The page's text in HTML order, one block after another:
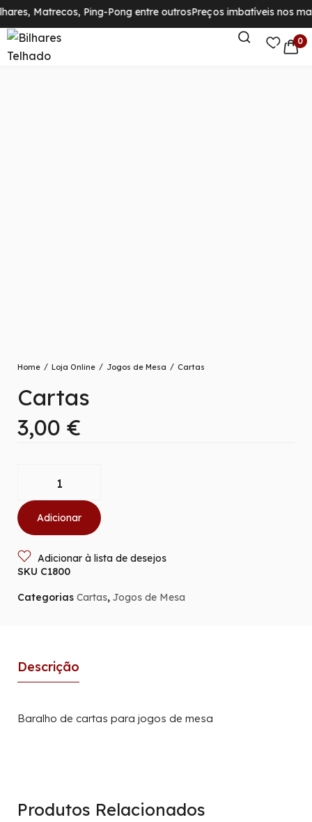
Matrecos, Ping-Pong entre outrosPreços imbatíveis nos
0
Home / Loja Online / Jogos de Mesa / Cartas
Cartas
3,00 €
Adicionar
Adicionar à lista de desejos
SKU C1800
Categorias Cartas, Jogos de Mesa
Descrição
Baralho de cartas para jogos de mesa
Produtos Relacionados